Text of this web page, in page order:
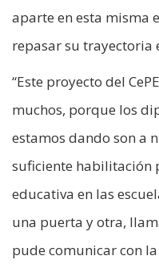
aparte en esta misma
repasar su trayectoria
“Este proyecto del
muchos, porque los
estamos dando son a
suficiente habilitación
educativa en las
una puerta y otra,
pude comunicar con